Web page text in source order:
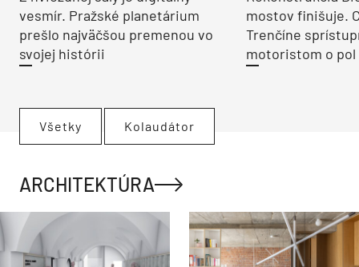
vesmír. Pražské planetárium
prešlo najväčšou premenou vo
svojej histórii
mostov finišuje.
Trenčíne
motoristom o pol
Všetky Kolaudátor
ARCHITEKTÚRA